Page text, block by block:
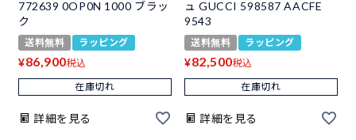
772639 0OP0N 1000 ブラッ
ク
送料無料 ラッピング
¥86,900税込
在庫切れ
詳細を見る
ュ GUCCI 598587 AACFE
9543
送料無料 ラッピング
¥82,500税込
在庫切れ
詳細を見る